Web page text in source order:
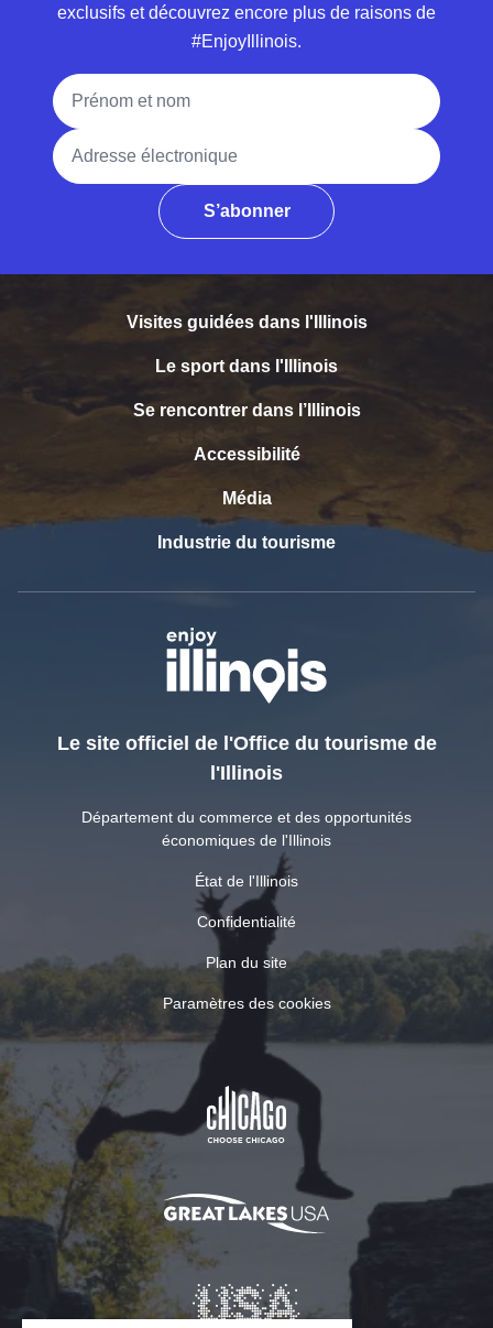
exclusifs et découvrez encore plus de raisons de
#EnjoyIllinois.
Nom complet
Adresse électronique
S’abonner
Visites guidées dans l'Illinois
Le sport dans l'Illinois
Se rencontrer dans l’Illinois
Accessibilité
Média
Industrie du tourisme
Le site officiel de l'Office du tourisme de
l'Illinois
Département du commerce et des opportunités
économiques de l'Illinois
État de l'Illinois
Confidentialité
Plan du site
Paramètres des cookies